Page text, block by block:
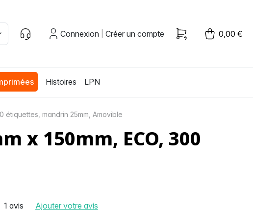
Connexion Créer un compte 0,00 €
Histoires LPN
étiquettes, mandrin 25mm, Amovible
x 150mm, ECO, 300
1 avis Ajouter votre avis